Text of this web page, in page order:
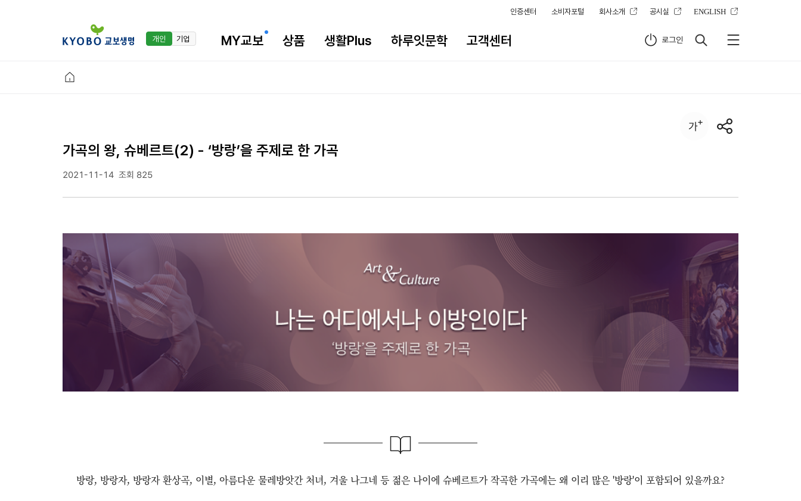
인증센터 소비자포털 회사소개 공시실 ENGLISH
개인 기업 MY교보 상품 생활Plus 하루잇문학 고객센터 로그인
가곡의 왕, 슈베르트(2) - ‘방랑’을 주제로 한 가곡
2021-11-14 조회 825
방랑, 방랑자, 방랑자 환상곡, 이별, 아름다운 물레방앗간 처녀, 겨울 나그네 등 젊은 나이에 슈베르트가 작곡한 가곡에는 왜 이리 많은 '방랑'이 포함되어 있을까요?